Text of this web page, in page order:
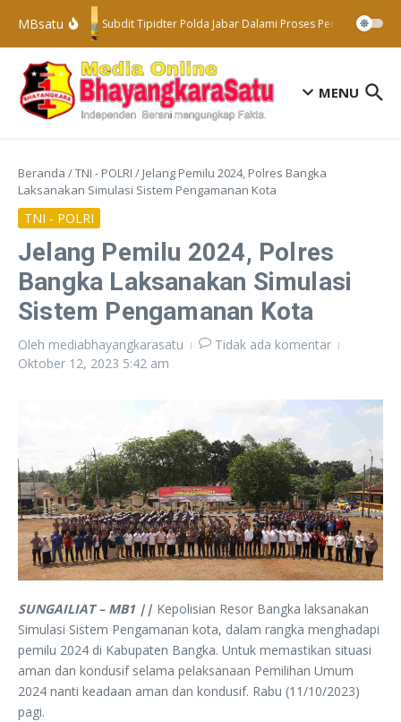
Lewati ke konten
MBsatu
Subdit Tipidter Polda Jabar Dalami Proses Penyelidikan
MENU
Beranda /TNI - POLRI / Jelang Pemilu 2024, Polres Bangka
Laksanakan Simulasi Sistem Pengamanan Kota
TNI - POLRI
Jelang Pemilu 2024, Polres
Bangka Laksanakan Simulasi
Sistem Pengamanan Kota
Oleh mediabhayangkarasatu
Tidak ada komentar
Oktober 12, 2023 5:42 am
SUNGAILIAT – MB1 || Kepolisian Resor Bangka laksanakan
Simulasi Sistem Pengamanan kota, dalam rangka menghadapi
pemilu 2024 di Kabupaten Bangka. Untuk memastikan situasi
aman dan kondusif selama pelaksanaan Pemilihan Umum
2024 nanti keadaan aman dan kondusif. Rabu (11/10/2023)
pagi.